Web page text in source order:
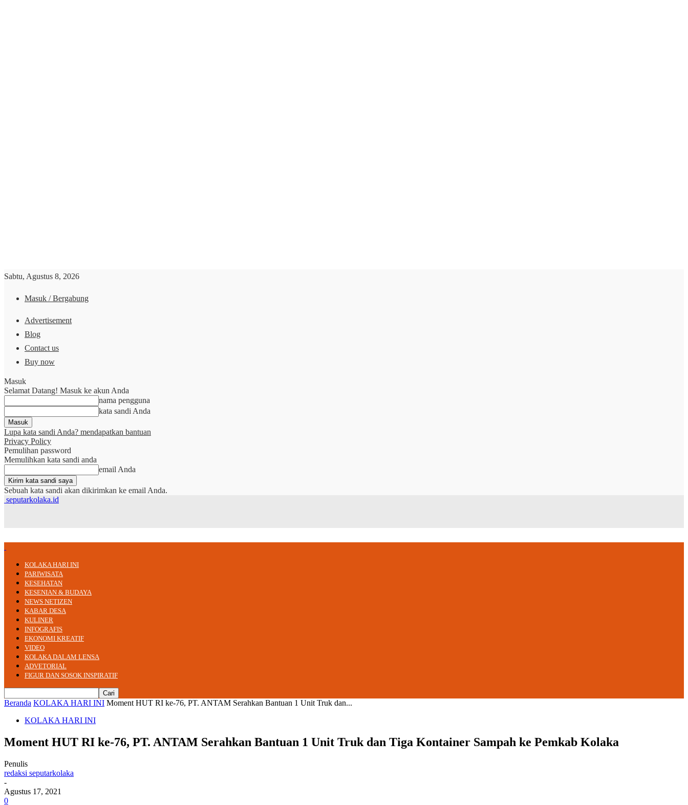
Sabtu, Agustus 8, 2026
Masuk / Bergabung
Advertisement
Blog
Contact us
Buy now
Masuk
Selamat Datang! Masuk ke akun Anda
nama pengguna
kata sandi Anda
Lupa kata sandi Anda? mendapatkan bantuan
Privacy Policy
Pemulihan password
Memulihkan kata sandi anda
email Anda
Sebuah kata sandi akan dikirimkan ke email Anda.
seputarkolaka.id
KOLAKA HARI INI
PARIWISATA
KESEHATAN
KESENIAN & BUDAYA
NEWS NETIZEN
KABAR DESA
KULINER
INFOGRAFIS
EKONOMI KREATIF
VIDEO
KOLAKA DALAM LENSA
ADVETORIAL
FIGUR DAN SOSOK INSPIRATIF
Beranda KOLAKA HARI INI Moment HUT RI ke-76, PT. ANTAM Serahkan Bantuan 1 Unit Truk dan...
KOLAKA HARI INI
Moment HUT RI ke-76, PT. ANTAM Serahkan Bantuan 1 Unit Truk dan Tiga Kontainer Sampah ke Pemkab Kolaka
Penulis
redaksi seputarkolaka
-
Agustus 17, 2021
0